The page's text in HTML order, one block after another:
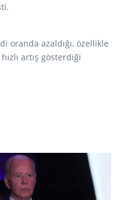
oranda azaldığı, özellikle
artış gösterdiği